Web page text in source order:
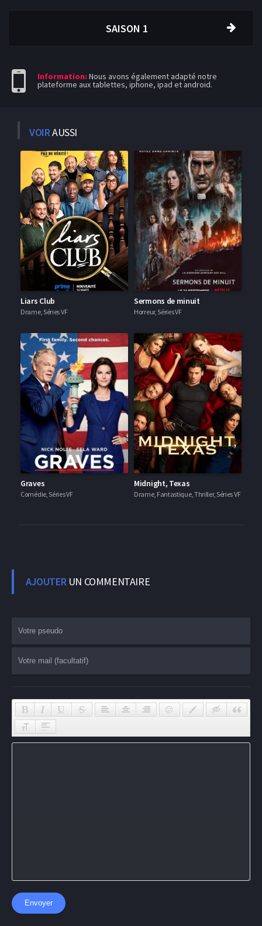
SAISON 1
Information: Nous avons également adapté notre
plateforme aux tablettes, iphone, ipad et android.
VOIRAUSSI
Liars Club
Drame, Séries VF
Sermons de minuit
Horreur, Séries VF
Graves
Comédie, Séries VF
Midnight, Texas
Drame, Fantastique, Thriller, Séries VF
AJOUTERUN COMMENTAIRE
Envoyer